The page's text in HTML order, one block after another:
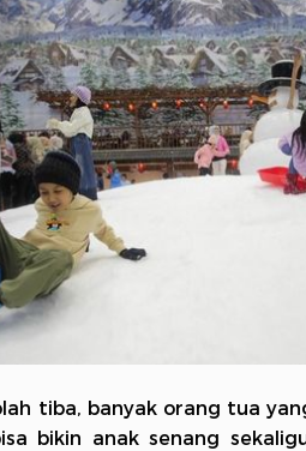
tiba, banyak orang tua
bikin anak senang